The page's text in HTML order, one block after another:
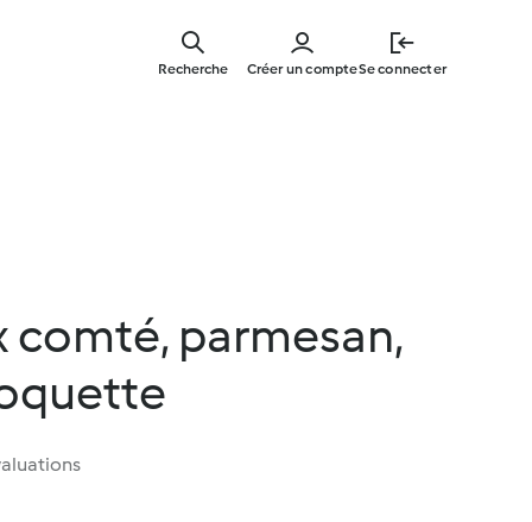
main
Créer un compteSe connecter
Recherche
comté, parmesan,